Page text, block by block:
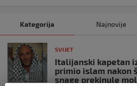
Kategorija Najnovije
SVIJET
Italijanski kapetan
primio islam nakon
snage prekinule